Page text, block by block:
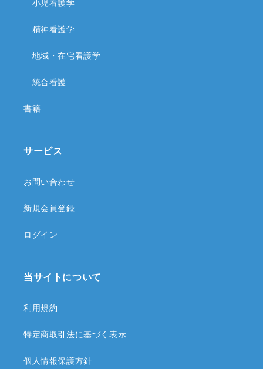
小児看護学
精神看護学
地域・在宅看護学
統合看護
書籍
サービス
お問い合わせ
新規会員登録
ログイン
当サイトについて
利用規約
特定商取引法に基づく表示
個人情報保護方針